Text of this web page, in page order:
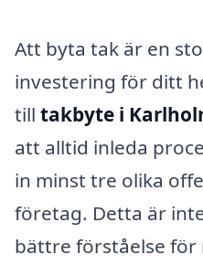
Att byta tak är en
investering för ditt
till takbyte i
att alltid inleda
in minst tre olika
företag. Detta är
bättre förståelse för